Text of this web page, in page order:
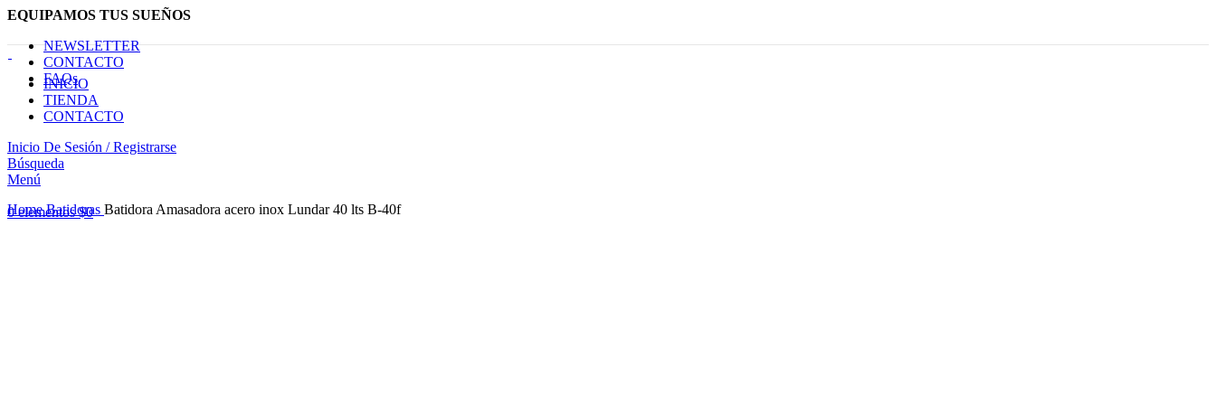
EQUIPAMOS TUS SUEÑOS
NEWSLETTER
CONTACTO
FAQs
INICIO
TIENDA
CONTACTO
Inicio De Sesión / Registrarse
Búsqueda
Menú
0elementos $0
HomeBatidoras Batidora Amasadora acero inox Lundar 40 lts B-40f